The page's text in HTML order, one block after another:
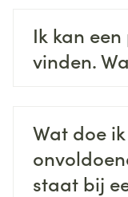
Ik kan
vinden.
Wat doe
staat bij